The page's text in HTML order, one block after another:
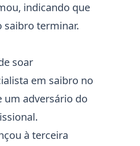
indicando que
saibro terminar.
soar
em saibro no
um adversário do
à terceira